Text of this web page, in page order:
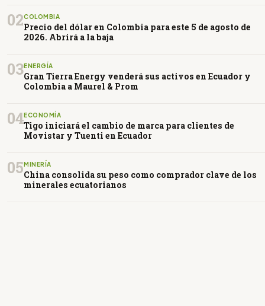
02COLOMBIA
Precio del dólar en Colombia para este 5 de agosto de
2026. Abrirá a la baja
03ENERGÍA
Gran Tierra Energy venderá sus activos en Ecuador y
Colombia a Maurel & Prom
04ECONOMÍA
Tigo iniciará el cambio de marca para clientes de
Movistar y Tuenti en Ecuador
05MINERÍA
China consolida su peso como comprador clave de los
minerales ecuatorianos